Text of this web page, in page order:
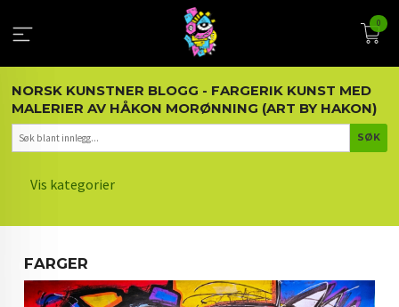
innholdet
0
NORSK KUNSTNER BLOGG - FARGERIK KUNST MED
MALERIER AV HÅKON MORØNNING (ART BY HAKON)
Vis kategorier
KUNST OG KUNSTNEREN
FARGER